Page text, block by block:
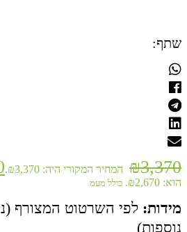
שתף:
₪3,370 המחיר המקורי היה: ₪3,370.
הוא: ₪2,670.
כולל מעמ
מידות: לפי השרטוט המצורף
נוספות)